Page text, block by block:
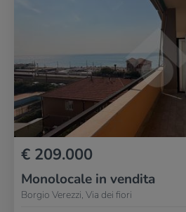
€ 209.000
Monolocale in vendita
Borgio Verezzi, Via dei fiori